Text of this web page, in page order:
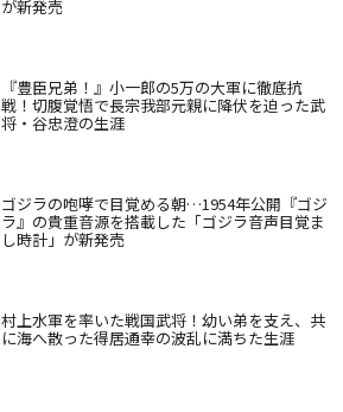
が新発売
『豊臣兄弟！』小一郎の5万の大軍に徹底抗
戦！切腹覚悟で長宗我部元親に降伏を迫った武
将・谷忠澄の生涯
ゴジラの咆哮で目覚める朝…1954年公開『ゴジ
ラ』の貴重音源を搭載した「ゴジラ音声目覚ま
し時計」が新発売
村上水軍を率いた戦国武将！幼い弟を支え、共
に海へ散った得居通幸の波乱に満ちた生涯